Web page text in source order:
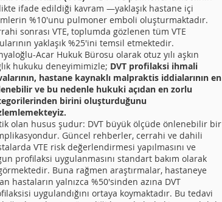
ifade edildiği kavram —yaklaşık hastane içi
%10'unu pulmoner emboli oluşturmaktadır.
sonrası VTE, toplumda gözlenen tüm VTE
yaklaşık %25'ini temsil etmektedir.
Acar Hukuk Bürosu olarak otuz yılı aşkın
hukuku deneyimimizle; DVT profilaksi ihmali
hastane kaynaklı malpraktis iddialarının en
ve bu nedenle hukuki açıdan en zorlu
birini oluşturduğunu
olan husus şudur: DVT büyük ölçüde önlenebilir bir
Güncel rehberler, cerrahi ve dahili
VTE risk değerlendirmesi yapılmasını ve
profilaksi uygulanmasını standart bakım olarak
Buna rağmen araştırmalar, hastaneye
hastaların yalnızca %50'sinden azına DVT
uygulandığını ortaya koymaktadır. Bu tedavi